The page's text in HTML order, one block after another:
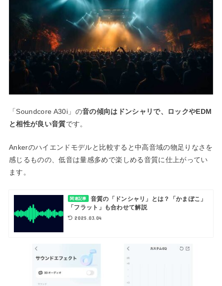
「Soundcore A30i」の音の傾向はドンシャリで、ロックやEDM
と相性が良い音質です。
Ankerのハイエンドモデルと比較すると中高音域の物足りなさを
感じるものの、低音は量感多めで楽しめる音質に仕上がってい
ます。
関連記事
音質の「ドンシャリ」とは？「かまぼこ」
「フラット」も合わせて解説
2025.03.04